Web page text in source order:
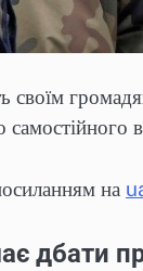
своїм
на
дбати